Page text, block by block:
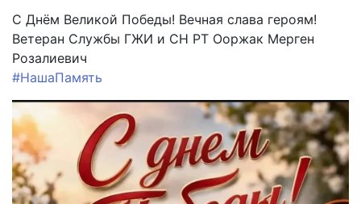
С Днём Великой Победы! Вечная слава героям!
Ветеран Службы ГЖИ и СН РТ Ооржак Мерген
Розалиевич
#НашаПамять